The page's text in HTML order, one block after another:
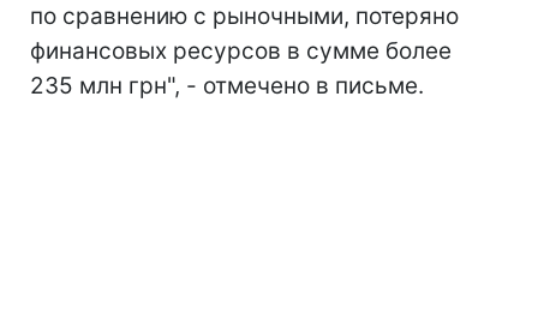
по сравнению с рыночными, потеряно
финансовых ресурсов в сумме более
235 млн грн", - отмечено в письме.